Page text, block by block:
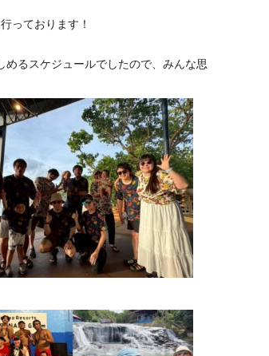
っております！
るスケジュールでしたので、みんな思